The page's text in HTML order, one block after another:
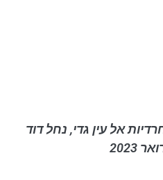
אל עין גדי, נחל דוד